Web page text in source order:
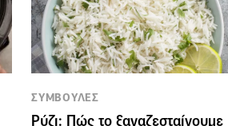
ΣΥΜΒΟΥΛΕΣ
Ρύζι: Πώς το ξαναζεσταίνουμε